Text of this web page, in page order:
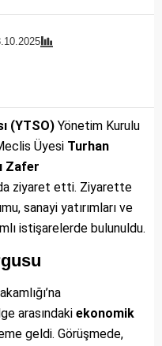
(YTSO) Yönetim Kurulu
Üyesi Turhan
Zafer
ziyaret etti. Ziyarette
sanayi yatırımları ve
istişarelerde bulunuldu.
arasındaki ekonomik
geldi. Görüşmede,